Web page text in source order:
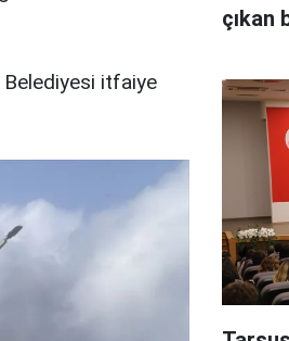
Belediyesi itfaiye
çıkan